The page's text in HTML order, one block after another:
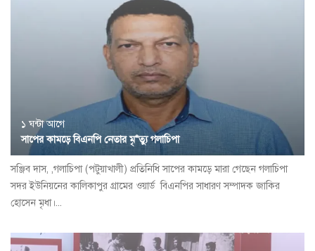
১ ঘন্টা আগে
সাপের কামড়ে বিএনপি নেতার মৃ*ত্যু গলাচিপা
সঞ্জিব দাস, ,গলাচিপা (পটুয়াখালী) প্রতিনিধি সাপের কামড়ে মারা গেছেন গলাচিপা
সদর ইউনিয়নের কালিকাপুর গ্রামের ওয়ার্ড বিএনপির সাধারণ সম্পাদক জাকির
হোসেন মৃধা।...